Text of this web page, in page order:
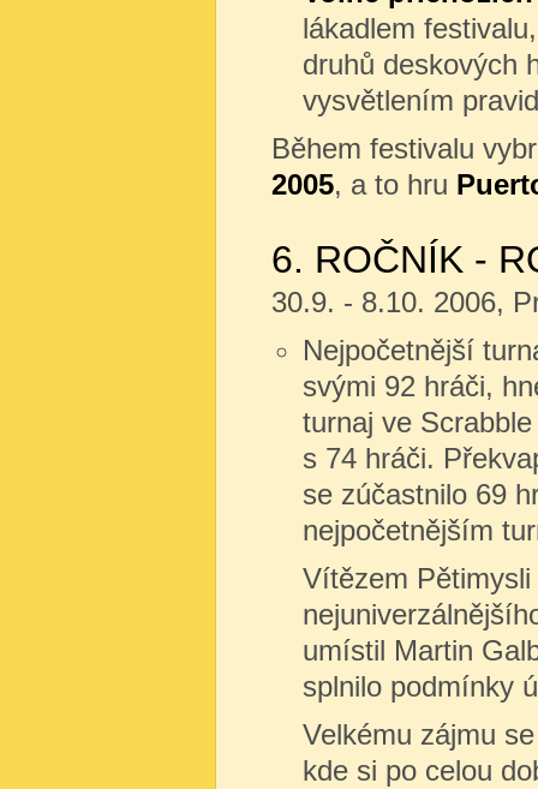
lákadlem
druhů deskových
vysvětlením
Během festivalu
2005, a to hru
6. ROČNÍK -
30.9. - 8.10. 2006,
Nejpočetnější
svými 92 hráči,
turnaj ve
s 74 hráči.
se zúčastnilo 69
nejpočetnějším
Vítězem
umístil Martin
splnilo podmínky
Velkému zájmu
kde si po celou